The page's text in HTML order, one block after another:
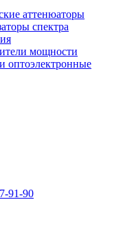
аттенюаторы
спектра
мощности
оптоэлектронные
91-90